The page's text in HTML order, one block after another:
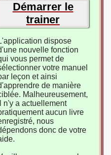
Démarrer le
trainer
dispose
nouvelle fonction
vous permet de
votre manuel
leçon et ainsi
de manière
Malheureusement,
n'y a actuellement
aucun livre
nous
donc de votre